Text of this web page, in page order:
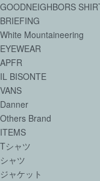
GOODNEIGHBORS
BRIEFING
White Mountaineering
EYEWEAR
APFR
IL BISONTE
VANS
Danner
Others Brand
ITEMS
Tシャツ
シャツ
ジャケット